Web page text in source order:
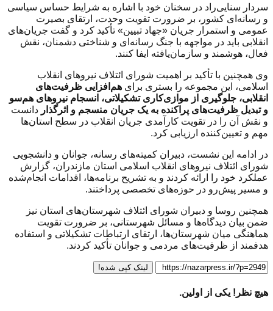
سردار سنایی‌راد در سخنان خود با اشاره به شرایط حساس سیاسی
و رسانه‌ای کشور، بر ضرورت تقویت وحدت، ارتقای بصیرت
عمومی و استمرار جریان «جهاد تبیین» تأکید کرد و گفت جریان‌های
انقلابی باید در مواجهه با جنگ رسانه‌ای و شناختی دشمنان، نقش
فعال، هوشمند و سازمان‌یافته ایفا کنند.
وی همچنین با تأکید بر اهمیت شورای ائتلاف نیروهای انقلاب
اسلامی، این مجموعه را بستری برای هم‌افزایی ظرفیت‌های
انقلابی، جلوگیری از موازی‌کاری تشکیلاتی، انسجام نیروهای هم‌سو
و تبدیل ظرفیت‌های پراکنده به یک جریان منسجم و اثرگذار دانست
و نقش آن را در تقویت کارآمدی جریان انقلاب در سطح استان‌ها
مهم و تعیین‌کننده ارزیابی کرد.
در ادامه این نشست، دبیران کمیته‌های رسانه، جوانان و دانشجویی
شورای ائتلاف نیروهای انقلاب اسلامی استان مازندران، گزارش
عملکرد خود را ارائه کردند و به تشریح برنامه‌ها، اقدامات انجام‌شده
و مسیر پیش‌رو در حوزه‌های تخصصی پرداختند.
همچنین روسا و دبیران شورای ائتلاف شهرستان‌های استان نیز
ضمن بیان دیدگاه‌ها و مسائل شهرستانی، بر ضرورت تقویت
هماهنگی میان شهرستان‌ها، ارتقای ارتباطات تشکیلاتی و استفاده
هدفمند از ظرفیت‌های مردمی و جوانان تأکید کردند.
لینک کپی شده!
هیچ نظر! یکی از اولین.